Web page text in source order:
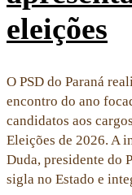
eleições
O PSD do Paraná
encontro do ano
candidatos aos
Eleições de 2026. A
Duda, presidente do
sigla no Estado e